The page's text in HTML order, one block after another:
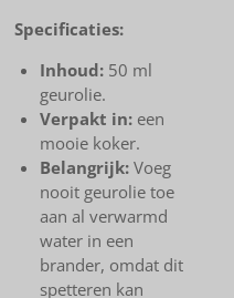
Specificaties:
Inhoud:50 ml
geurolie.
Verpakt in:een
mooie koker.
Belangrijk:Voeg
nooit geurolie toe
aan al verwarmd
water in een
brander, omdat dit
spetteren kan